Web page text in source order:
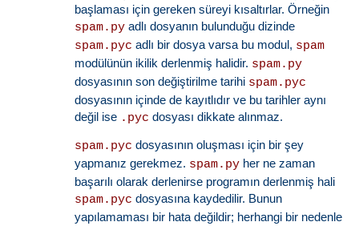
başlaması için gereken süreyi kısaltırlar. Örneğin
spam.py adlı dosyanın bulunduğu dizinde
spam.pyc adlı bir dosya varsa bu modul, spam
modülünün ikilik derlenmiş halidir. spam.py
dosyasının son değiştirilme tarihi spam.pyc
dosyasının içinde de kayıtlıdır ve bu tarihler aynı
değil ise .pyc dosyası dikkate alınmaz.
spam.pyc dosyasının oluşması için bir şey
yapmanız gerekmez. spam.py her ne zaman
başarılı olarak derlenirse programın derlenmiş hali
spam.pyc dosyasına kaydedilir. Bunun
yapılamaması bir hata değildir; herhangi bir nedenle